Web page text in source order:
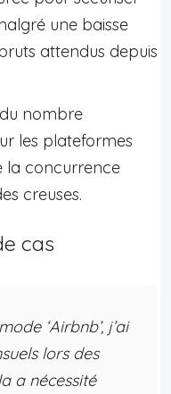
une baisse
attendus depuis
nombre
les plateformes
la concurrence
creuses.
cas
‘Airbnb’, j’ai
lors des
a nécessité